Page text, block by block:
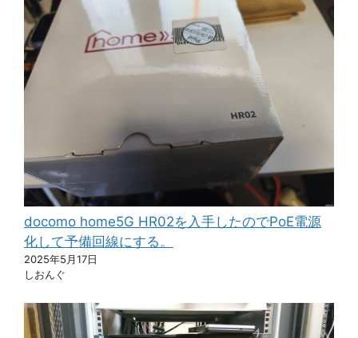
docomo home5G HR02を入手したのでPoE電源
化して予備回線にする。
2025年5月17日
しおんぐ